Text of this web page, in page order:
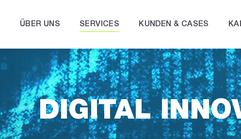
ÜBER UNS SERVICES KUNDEN & CASES
DIGITAL